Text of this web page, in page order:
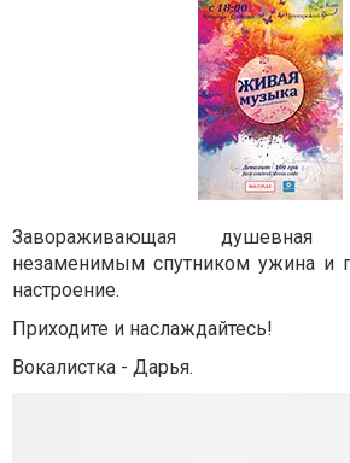
Завораживающая душевная
незаменимым спутником ужина и
настроение.
Приходите и наслаждайтесь!
Вокалистка - Дарья.